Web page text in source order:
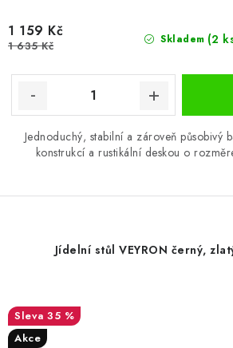
Skladem (2
1 159 Kč
1 635 Kč
Jednoduchý, stabilní a zároveň působivý
konstrukcí a rustikální deskou o
Jídelní stůl VEYRON černý,
35 %
Akce